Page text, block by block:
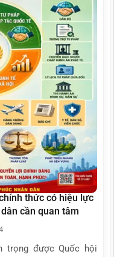
thức có hiệu lực
cần quan tâm
trọng được Quốc hội